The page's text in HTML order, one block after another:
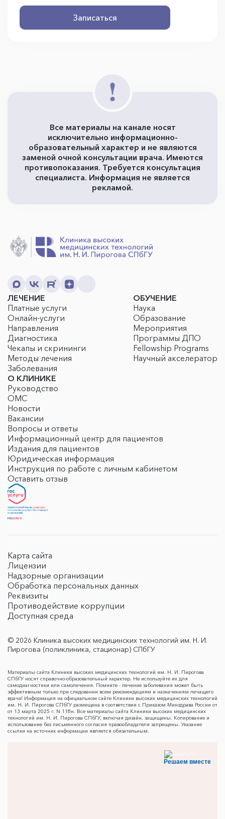
Записаться
Все материалы на канале носят
исключительно информационно-
образовательный характер и не являются
заменой очной консультации врача. Имеются
противопоказания. Требуется консультация
специалиста. Информация не является
рекламой.
ЛЕЧЕНИЕ
Платные услуги
Онлайн-услуги
Направления
Диагностика
Чекапы и скрининги
Методы лечения
Заболевания
ОБУЧЕНИЕ
Наука
Образование
Мероприятия
Программы ДПО
Fellowship Programs
Научный акселератор
О КЛИНИКЕ
Руководство
ОМС
Новости
Вакансии
Вопросы и ответы
Информационный центр для пациентов
Издания для пациентов
Юридическая информация
Инструкция по работе с личным кабинетом
Оставить отзыв
Карта сайта
Лицензии
Надзорные организации
Обработка персональных данных
Реквизиты
Противодействие коррупции
Доступная среда
© 2026 Клиника высоких медицинских технологий им. Н. И.
Пирогова (поликлиника, стационар) СПбГУ
Материалы сайта Клиники высоких медицинских технологий им. Н. И. Пирогова
СПбГУ носят справочно-образовательный характер. Не используйте их для
самодиагностики или самолечения. Помните - лечение заболевания может быть
эффективным только при следовании всем рекомендациям и назначениям лечащего
врача! Информация на официальном сайте Клиники высоких медицинских технологий
им. Н. И. Пирогова СПбГУ размещена в соответствии с Приказом Минздрава России от
от 13 марта 2025 г. N 118н. Все материалы сайта Клиники высоких медицинских
технологий им. Н. И. Пирогова СПбГУ, включая дизайн, защищены. Копирование и
использование без письменного согласия правообладателя запрещены. Указание
ссылки на источник информации является обязательным.
Решаем вместе